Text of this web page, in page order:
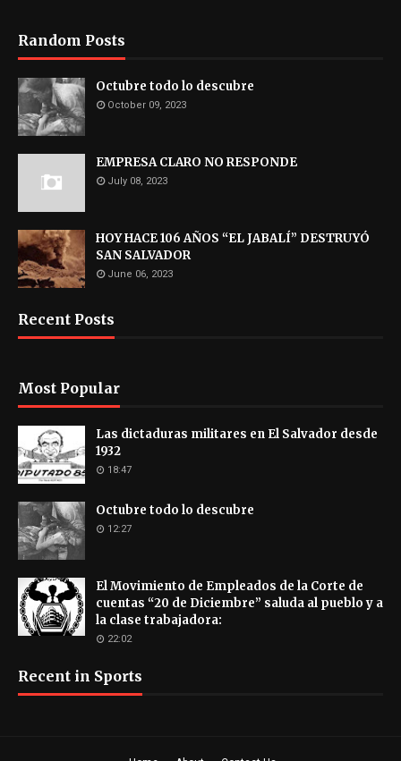
Random Posts
Octubre todo lo descubre
October 09, 2023
EMPRESA CLARO NO RESPONDE
July 08, 2023
HOY HACE 106 AÑOS “EL JABALÍ” DESTRUYÓ
SAN SALVADOR
June 06, 2023
Recent Posts
Most Popular
Las dictaduras militares en El Salvador desde
1932
18:47
Octubre todo lo descubre
12:27
El Movimiento de Empleados de la Corte de
cuentas “20 de Diciembre” saluda al pueblo y a
la clase trabajadora:
22:02
Recent in Sports